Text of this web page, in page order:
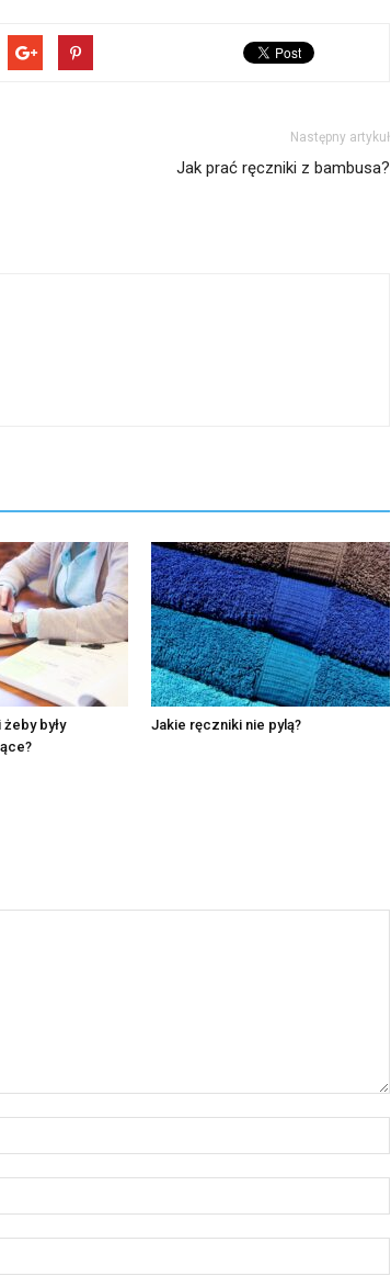
Następny artykuł
Jak prać ręczniki z bambusa?
były
Jakie ręczniki nie pylą?